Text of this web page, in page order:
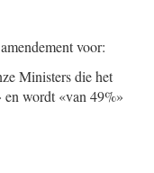
voor:
Ministers die het
en wordt «van 49%»